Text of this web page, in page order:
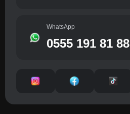
WhatsApp
0555 191 81 88